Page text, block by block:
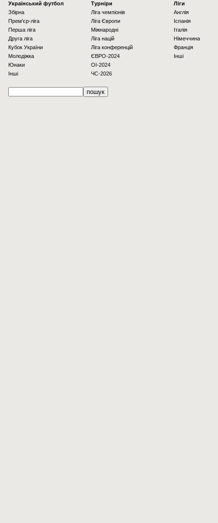
Українcький футбол
Збірна
Прем'єр-ліга
Перша ліга
Друга ліга
Кубок України
Молодіжка
Юнаки
Інші
Турніри
Ліга чемпіонів
Ліга Європи
Міжнародні
Ліга націй
Ліга конференцій
ЄВРО-2024
OI-2024
ЧС-2026
Ліги
Англія
Іспанія
Італія
Німеччина
Франція
Інші